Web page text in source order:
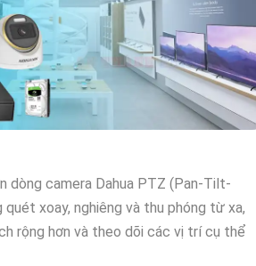
dòng camera Dahua PTZ (Pan-Tilt-
quét xoay, nghiêng và thu phóng từ xa,
rộng hơn và theo dõi các vị trí cụ thể